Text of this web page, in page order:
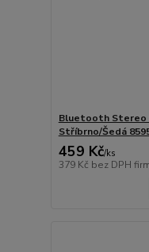
Bluetooth Stereo
Stříbrno/Šedá
459 Kč/ks
379 Kč bez DPH